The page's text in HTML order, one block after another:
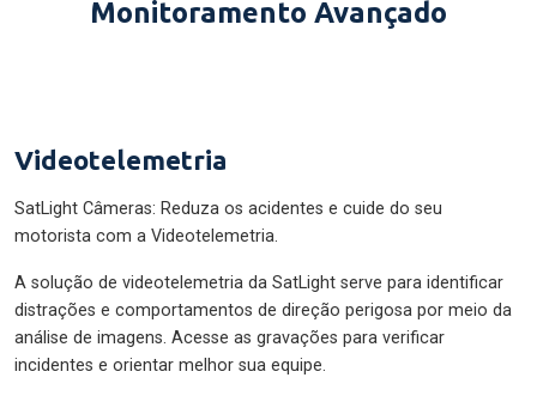
Monitoramento Avançado
Videotelemetria
SatLight Câmeras: Reduza os acidentes e cuide do seu
motorista com a Videotelemetria.
A solução de videotelemetria da SatLight serve para identificar
distrações e comportamentos de direção perigosa por meio da
análise de imagens. Acesse as gravações para verificar
incidentes e orientar melhor sua equipe.